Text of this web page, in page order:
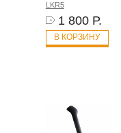
LKR5
1 800 Р.
В КОРЗИНУ